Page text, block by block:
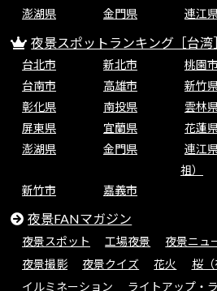
澎湖県
金門県 連江
夜景スポットランキング［台湾
台北市 新北市 桃園市
台南市
高雄市 新竹
彰化県
南投県 雲林
屏東県
宜蘭県 花蓮
澎湖県
金門県
連江
祖）
新竹市 嘉義市
夜景FANマガジン
夜景スポット 工場夜景 夜景ニュ
夜景撮影
夜景クイズ 花火
桜（
イルミネーション
ライトアップ・